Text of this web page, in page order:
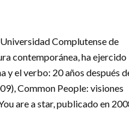
Complutense de
contemporánea, ha ejercido
el verbo: 20 años después
Common People: visiones
are a star, publicado en